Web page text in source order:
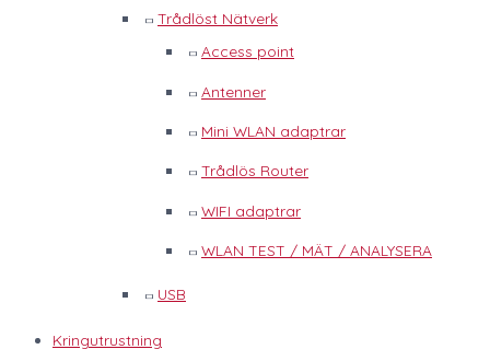
Trådlöst Nätverk
Access point
Antenner
Mini WLAN adaptrar
Trådlös Router
WIFI adaptrar
WLAN TEST / MÄT / ANALYSERA
USB
Kringutrustning